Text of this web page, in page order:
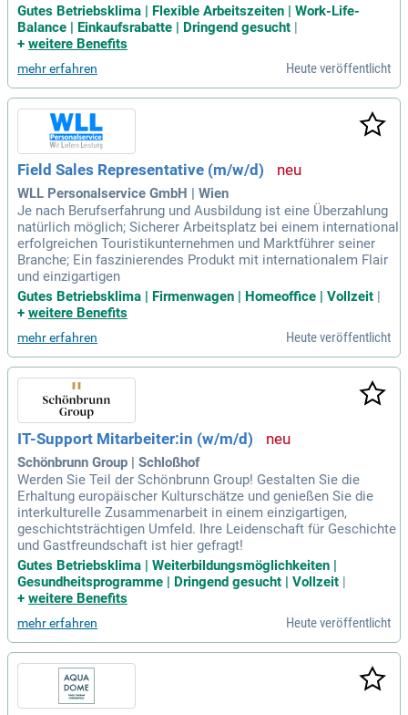
Gutes Betriebsklima | Flexible Arbeitszeiten | Work-Life-
Balance | Einkaufsrabatte | Dringend gesucht |
+ weitere Benefits
mehr erfahren Heute veröffentlicht
Field Sales Representative (m/w/d)
WLL Personalservice GmbH | Wien
Je nach Berufserfahrung und Ausbildung ist eine Überzahlung
natürlich möglich; Sicherer Arbeitsplatz bei einem international
erfolgreichen Touristikunternehmen und Marktführer seiner
Branche; Ein faszinierendes Produkt mit internationalem Flair
und einzigartigen
Gutes Betriebsklima | Firmenwagen | Homeoffice | Vollzeit |
+ weitere Benefits
mehr erfahren Heute veröffentlicht
IT-Support Mitarbeiter:in (w/m/d)
Schönbrunn Group | Schloßhof
Werden Sie Teil der Schönbrunn Group! Gestalten Sie die
Erhaltung europäischer Kulturschätze und genießen Sie die
interkulturelle Zusammenarbeit in einem einzigartigen,
geschichtsträchtigen Umfeld. Ihre Leidenschaft für Geschichte
und Gastfreundschaft ist hier gefragt!
Gutes Betriebsklima | Weiterbildungsmöglichkeiten |
Gesundheitsprogramme | Dringend gesucht | Vollzeit
+ weitere Benefits
mehr erfahren Heute veröffentlicht